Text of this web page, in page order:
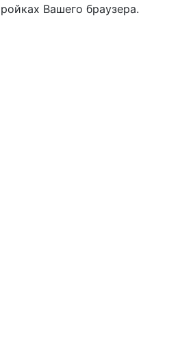
Вашего браузера.